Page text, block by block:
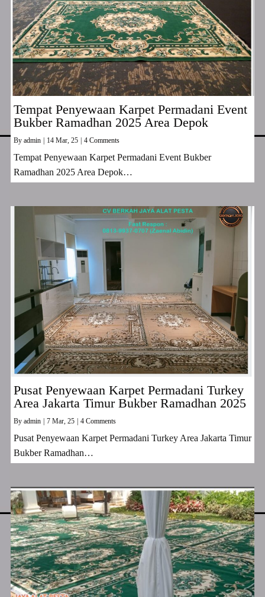
Tempat Penyewaan Karpet Permadani Event
Bukber Ramadhan 2025 Area Depok
By admin | 14 Mar, 25 | 4 Comments
Tempat Penyewaan Karpet Permadani Event Bukber
Ramadhan 2025 Area Depok…
Pusat Penyewaan Karpet Permadani Turkey
Area Jakarta Timur Bukber Ramadhan 2025
By admin 7 Mar, 25 4 Comments
Pusat Penyewaan Karpet Permadani Turkey Area Jakarta Timur
Bukber Ramadhan…